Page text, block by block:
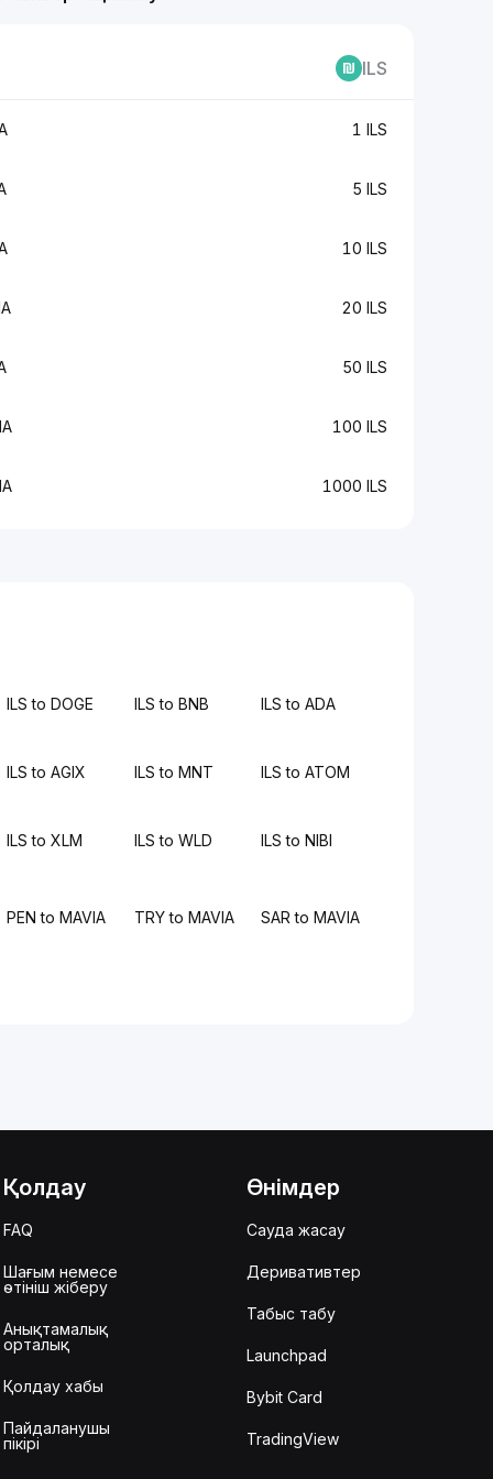
ILS
1 ILS
5 ILS
10 ILS
20 ILS
50 ILS
100 ILS
1000 ILS
ILS to DOGE ILS to BNB ILS to ADA
ILS to AGIX ILS to MNT ILS to ATOM
ILS to XLM ILS to WLD ILS to NIBI
PEN to MAVIA TRY to MAVIA SAR to MAVIA
Қолдау
FAQ
Шағым немесе
өтініш жіберу
Анықтамалық
орталық
Қолдау хабы
Пайдаланушы
пікірі
Өнімдер
Сауда жасау
Деривативтер
Табыс табу
Launchpad
Bybit Card
TradingView